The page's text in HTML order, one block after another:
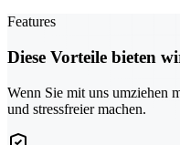
Features
Diese Vorteile bieten
Wenn Sie mit uns umziehen
und stressfreier machen.